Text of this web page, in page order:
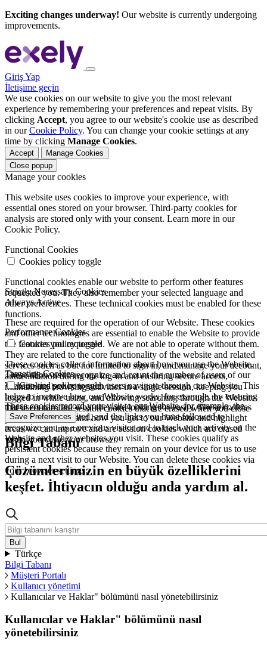
Exciting changes underway! Our website is currently undergoing
improvements.
Giriş Yap
İletişime geçin
We use cookies on our website to give you the most relevant
experience by remembering your preferences and repeat visits. By
clicking Accept, you agree to our website's cookie use as described
in ourCookie Policy. You can change your cookie settings at any
time by clicking Manage Cookies.
Accept
Manage Cookies
Close popup
Manage your cookies
This website uses cookies to improve your experience, with
essential ones stored on your browser. Third-party cookies for
analysis are stored only with your consent. Learn more in our
Cookie Policy.
Functional Cookies
Cookies policy toggle
Functional cookies enable our website to perform other features
requested you. They also remember your selected language and
other preferences. These technical cookies must be enabled for these
functions.
Strictly Necessary Cookies
Always Active
These are required for the operation of our Website. These cookies
and other technologies are essential to enable the Website to provide
the features you requested. We are not able to operate without them.
They are related to the core functionality of the website and related
services such as but not limited to sign in, and manage your account,
authentication during the log-in and ensuring secure access,
maintaining browsing activities in a single session, keeping you
logged in while using, and allowing searching through the Website.
These cookies are session cookies that are erased when you close
your browser.
Performance Cookies
Cookies policy toggle
These cookies collect information about how you use the Website.
These allow us to recognize and count the number of users of our
Website and see how such users navigate through our Website. This
helps to improve how our Website works, for example, by ensuring
that users can find what they are looking for easily. These cookies
are used to understand how you get to our Website and highlight
areas we can improve and are session cookies which are erased
when you close your browser.
Targeting Cookies
Cookies policy toggle
These cookies record your visit to our Website, for example, the
pages you have visited, and the links you have followed to
recognize you as a previous visitor and to track your activity on the
Website and other websites you visit. These cookies qualify as
persistent cookies because they remain on your device for us to use
during a next visit to our Website. You can delete these cookies via
your browser settings.
Save Preferences
Bilgi Tabanı
Çözümlerimizin en büyük özelliklerini
keşfet. İhtiyacın olduğu anda yardım al.
Türkçe
Bilgi Tabanı
Müşteri Portalı
Kullanıcı yönetimi
Kullanıcılar ve Haklar" bölümünü nasıl yönetebilirsiniz
Kullanıcılar ve Haklar" bölümünü nasıl
yönetebilirsiniz